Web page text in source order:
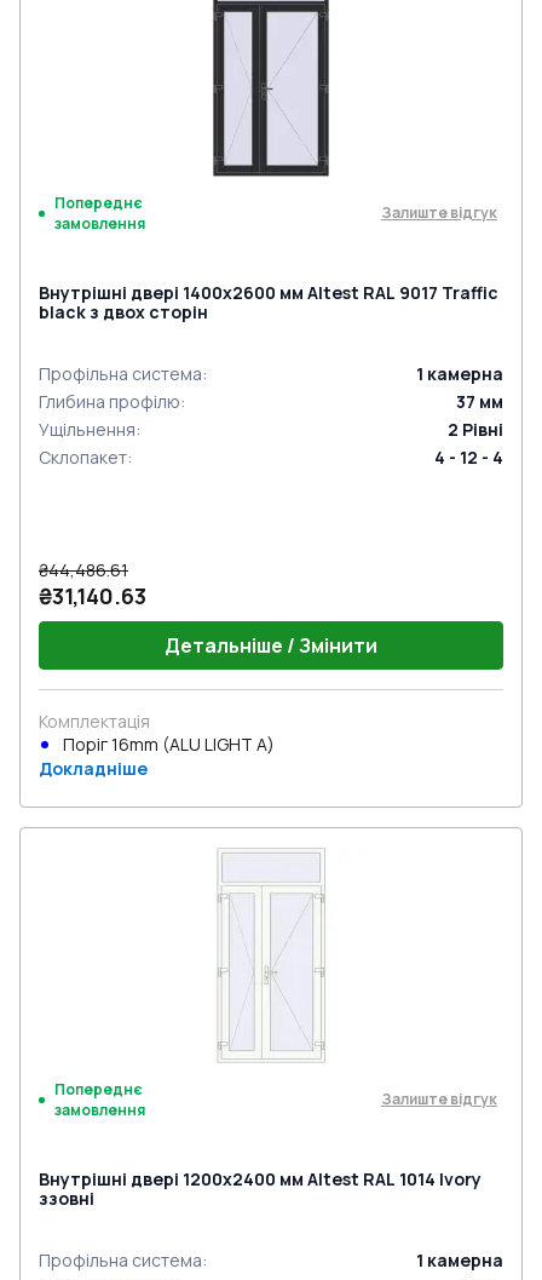
Попереднє
замовлення
Залиште відгук
Внутрішні двері 1400x2600 мм Altest RAL 9017 Traffic
black з двох сторін
Профільна система: 1 камерна
Глибина профілю: 37 мм
Ущільнення: 2 Рівні
Склопакет: 4 - 12 - 4
₴44,486.61
₴31,140.63
Детальніше / Змінити
Комплектація
Поріг 16mm (ALU LIGHT A)
Докладніше
Попереднє
замовлення
Залиште відгук
Внутрішні двері 1200x2400 мм Altest RAL 1014 Ivory
ззовні
Профільна система: 1 камерна